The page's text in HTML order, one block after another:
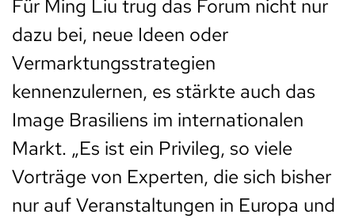
Für Ming Liu trug das Forum nicht nur
dazu bei, neue Ideen oder
Vermarktungsstrategien
kennenzulernen, es stärkte auch das
Image Brasiliens im internationalen
Markt. „Es ist ein Privileg, so viele
Vorträge von Experten, die sich bisher
nur auf Veranstaltungen in Europa und